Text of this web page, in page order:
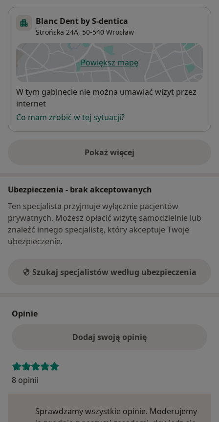
Blanc Dent by S-dentica
Strońska 24A, 50-540 Wrocław
Powiększ mapęotwiera się w nowej karcie
Dostępność
W tym gabinecie nie można umawiać wizyt przez
internet
Co mam zrobić w tej sytuacji?
Pokaż więcej
o adresie
Ubezpieczenia - brak akceptowanych
Ten specjalista przyjmuje wyłącznie pacjentów
prywatnych. Możesz opłacić wizytę samodzielnie lub
znaleźć innego specjalistę, który akceptuje Twoje
ubezpieczenie.
Szukaj specjalistów według ubezpieczenia
Opinie
Dodaj swoją opinię
8 opinii
Sprawdzamy wszystkie opinie. Moderujemy